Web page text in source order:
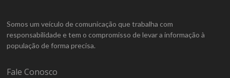
Somos um veículo de comunicação que trabalha com
responsabilidade e tem o compromisso de levar a informação à
população de forma precisa.
Fale Conosco